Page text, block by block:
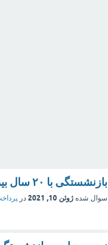
بازنشستگی با ۲۰ سال بیمه و ۴۲ سال سن
سوال شده ژوئن 10, 2021 در